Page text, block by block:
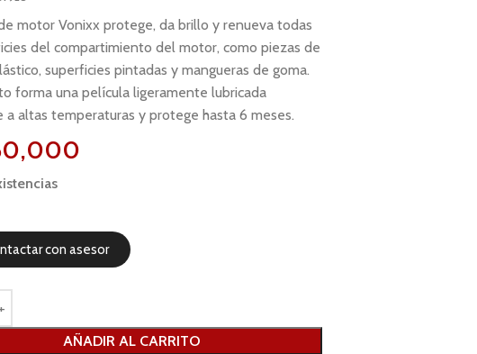
motor Vonixx protege, da brillo y renueva todas
del compartimiento del motor, como piezas de
superficies pintadas y mangueras de goma.
forma una película ligeramente lubricada
a altas temperaturas y protege hasta 6 meses.
con asesor
AÑADIR AL CARRITO